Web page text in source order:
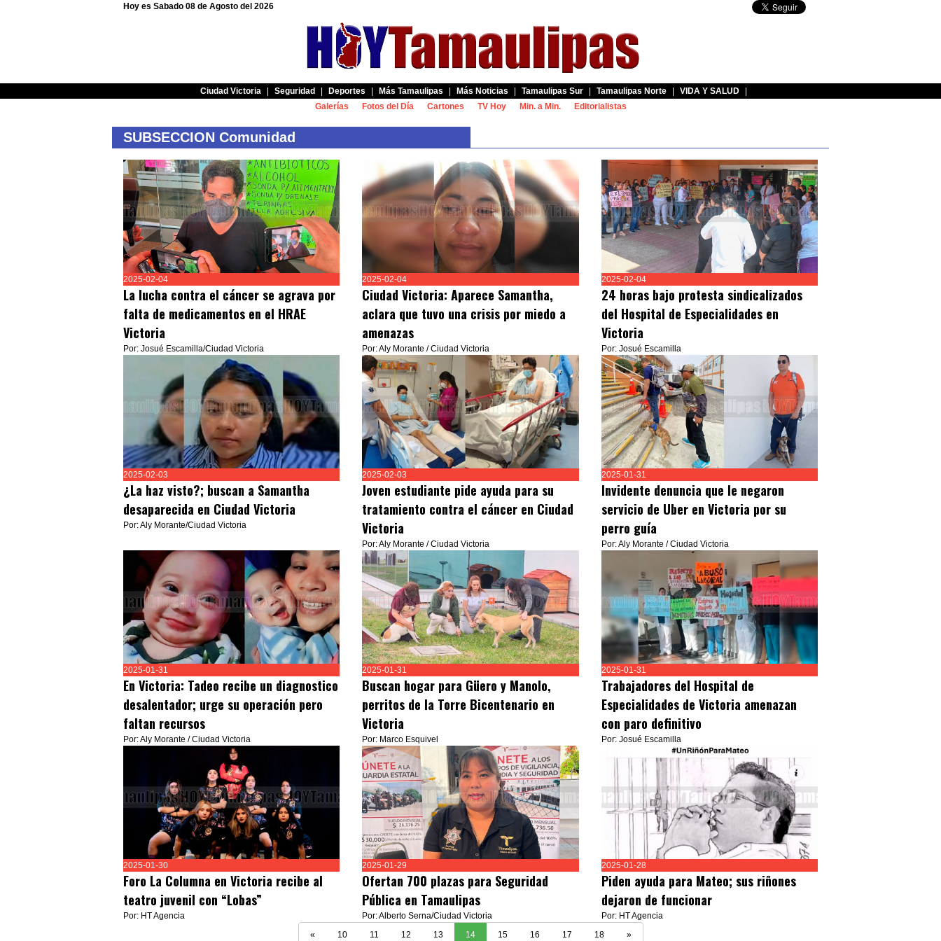
Hoy es Sabado 08 de Agosto del 2026
Ciudad Victoria Seguridad Deportes Más Tamaulipas Más Noticias Tamaulipas Sur Tamaulipas Norte VIDA Y SALUD
Galerías
Fotos del Día Cartones TV Hoy Min. a Min. Editorialistas
SUBSECCION Comunidad
2025-02-04
La lucha contra el cáncer se agrava por
falta de medicamentos en el HRAE
Victoria
Por: Josué Escamilla/Ciudad Victoria
2025-02-04
Ciudad Victoria: Aparece Samantha,
aclara que tuvo una crisis por miedo a
amenazas
Por: Aly Morante / Ciudad Victoria
2025-02-04
24 horas bajo protesta sindicalizados
del Hospital de Especialidades en
Victoria
Por: Josué Escamilla
2025-02-03
¿La haz visto?; buscan a Samantha
desaparecida en Ciudad Victoria
Por: Aly Morante/Ciudad Victoria
2025-02-03
Joven estudiante pide ayuda para su
tratamiento contra el cáncer en Ciudad
Victoria
Por: Aly Morante / Ciudad Victoria
2025-01-31
Invidente denuncia que le negaron
servicio de Uber en Victoria por su
perro guía
Por: Aly Morante / Ciudad Victoria
2025-01-31
En Victoria: Tadeo recibe un diagnostico
desalentador; urge su operación pero
faltan recursos
Por: Aly Morante / Ciudad Victoria
2025-01-31
Buscan hogar para Güero y Manolo,
perritos de la Torre Bicentenario en
Victoria
Por: Marco Esquivel
2025-01-31
Trabajadores del Hospital de
Especialidades de Victoria amenazan
con paro definitivo
Por: Josué Escamilla
2025-01-30
Foro La Columna en Victoria recibe al
teatro juvenil con “Lobas”
Por: HT Agencia
2025-01-29
Ofertan 700 plazas para Seguridad
Pública en Tamaulipas
Por: Alberto Serna/Ciudad Victoria
2025-01-28
Piden ayuda para Mateo; sus riñones
dejaron de funcionar
Por: HT Agencia
«
10 11 12 13 14 15 16 17 18 »